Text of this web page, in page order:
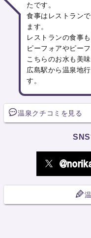
たです。
食事はレストラン
ます。
レストランの食事
ピーフォアやピー
こちらのお水も美
広島駅から温泉地
す。
温泉クチコミを見る